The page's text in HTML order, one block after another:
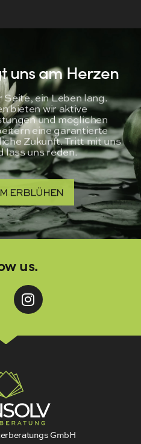
uns am Herzen
Seite, ein Leben lang.
bieten wir aktive
und möglichen
eine garantierte
Zukunft. Tritt mit uns
lass uns reden.
ERBLÜHEN
us.
GmbH